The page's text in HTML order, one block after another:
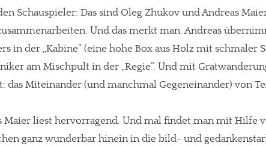
Schauspieler: Das sind Oleg Zhukov und Andreas
Und das merkt man. Andreas
in der „Kabine“ (eine hohe Box aus Holz mit schmaler
am Mischpult in der „Regie“. Und mit
das Miteinander (und manchmal Gegeneinander) von
Maier liest hervorragend. Und mal findet man mit Hilfe
ganz wunderbar hinein in die bild- und